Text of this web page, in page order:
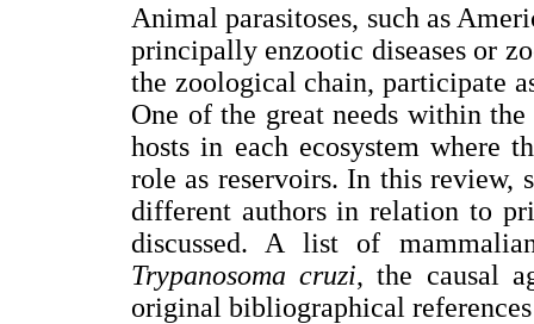
Animal parasitoses, such as
principally enzootic diseases or
the zoological chain, participate
One of the great needs within
hosts in each ecosystem where
role as reservoirs. In this review,
different authors in relation to
discussed. A list of
Trypanosoma cruzi, the causal
original bibliographical